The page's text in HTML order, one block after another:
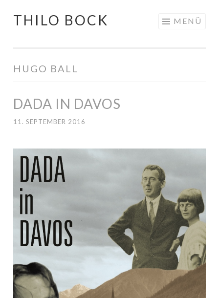
Springe
THILO BOCK MENÜ
HUGO BALL
DADA IN DAVOS
11. SEPTEMBER 2016